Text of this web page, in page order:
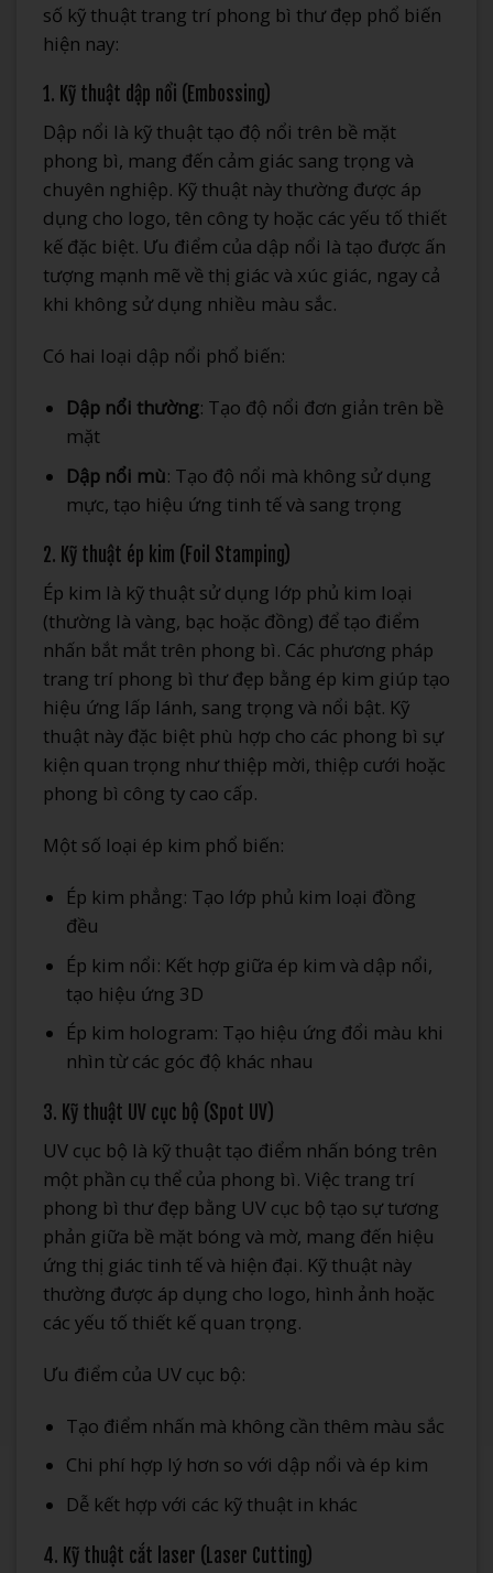
số kỹ thuật trang trí phong bì thư đẹp phổ biến
hiện nay:
1. Kỹ thuật dập nổi (Embossing)
Dập nổi là kỹ thuật tạo độ nổi trên bề mặt
phong bì, mang đến cảm giác sang trọng và
chuyên nghiệp. Kỹ thuật này thường được áp
dụng cho logo, tên công ty hoặc các yếu tố thiết
kế đặc biệt. Ưu điểm của dập nổi là tạo được ấn
tượng mạnh mẽ về thị giác và xúc giác, ngay cả
khi không sử dụng nhiều màu sắc.
Có hai loại dập nổi phổ biến:
Dập nổi thường: Tạo độ nổi đơn giản trên bề
mặt
Dập nổi mù: Tạo độ nổi mà không sử dụng
mực, tạo hiệu ứng tinh tế và sang trọng
2. Kỹ thuật ép kim (Foil Stamping)
Ép kim là kỹ thuật sử dụng lớp phủ kim loại
(thường là vàng, bạc hoặc đồng) để tạo điểm
nhấn bắt mắt trên phong bì. Các phương pháp
trang trí phong bì thư đẹp bằng ép kim giúp tạo
hiệu ứng lấp lánh, sang trọng và nổi bật. Kỹ
thuật này đặc biệt phù hợp cho các phong bì sự
kiện quan trọng như thiệp mời, thiệp cưới hoặc
phong bì công ty cao cấp.
Một số loại ép kim phổ biến:
Ép kim phẳng: Tạo lớp phủ kim loại đồng
đều
Ép kim nổi: Kết hợp giữa ép kim và dập nổi,
tạo hiệu ứng 3D
Ép kim hologram: Tạo hiệu ứng đổi màu khi
nhìn từ các góc độ khác nhau
3. Kỹ thuật UV cục bộ (Spot UV)
UV cục bộ là kỹ thuật tạo điểm nhấn bóng trên
một phần cụ thể của phong bì. Việc trang trí
phong bì thư đẹp bằng UV cục bộ tạo sự tương
phản giữa bề mặt bóng và mờ, mang đến hiệu
ứng thị giác tinh tế và hiện đại. Kỹ thuật này
thường được áp dụng cho logo, hình ảnh hoặc
các yếu tố thiết kế quan trọng.
Ưu điểm của UV cục bộ:
Tạo điểm nhấn mà không cần thêm màu sắc
Chi phí hợp lý hơn so với dập nổi và ép kim
Dễ kết hợp với các kỹ thuật in khác
4. Kỹ thuật cắt laser (Laser Cutting)